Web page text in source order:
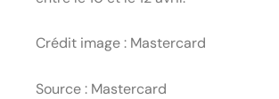
Crédit image : Mastercard
Source : Mastercard